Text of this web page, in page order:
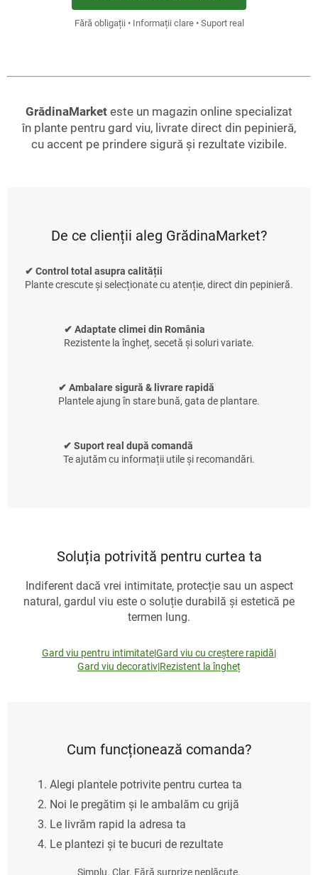
Fără obligații • Informații clare • Suport real
GrădinaMarket este un magazin online specializat
în plante pentru gard viu, livrate direct din pepinieră,
cu accent pe prindere sigură și rezultate vizibile.
De ce clienții aleg GrădinaMarket?
✔ Control total asupra calității
Plante crescute și selecționate cu atenție, direct din pepinieră.
✔ Adaptate climei din România
Rezistente la îngheț, secetă și soluri variate.
✔ Ambalare sigură & livrare rapidă
Plantele ajung în stare bună, gata de plantare.
✔ Suport real după comandă
Te ajutăm cu informații utile și recomandări.
Soluția potrivită pentru curtea ta
Indiferent dacă vrei intimitate, protecție sau un aspect
natural, gardul viu este o soluție durabilă și estetică pe
termen lung.
Gard viu pentru intimitate|Gard viu cu creștere rapidă|
Gard viu decorativ|Rezistent la îngheț
Cum funcționează comanda?
Alegi plantele potrivite pentru curtea ta
Noi le pregătim și le ambalăm cu grijă
Le livrăm rapid la adresa ta
Le plantezi și te bucuri de rezultate
Simplu. Clar. Fără surprize neplăcute.